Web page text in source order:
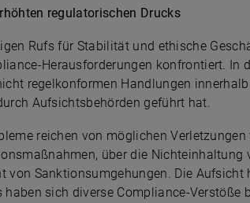
regulatorischen Drucks
Rufs für Stabilität und ethische
Herausforderungen konfrontiert. In
regelkonformen Handlungen
Aufsichtsbehörden geführt hat.
reichen von möglichen Verletzungen
über die Nichteinhaltung
von Sanktionsumgehungen. Die Aufsicht
haben sich diverse Compliance-Verstöße